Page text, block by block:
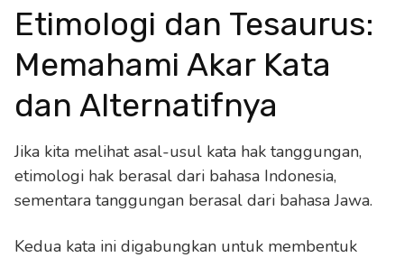
Etimologi dan Tesaurus:
Memahami Akar Kata
dan Alternatifnya
Jika kita melihat asal-usul kata hak tanggungan,
etimologi hak berasal dari bahasa Indonesia,
sementara tanggungan berasal dari bahasa Jawa.
Kedua kata ini digabungkan untuk membentuk